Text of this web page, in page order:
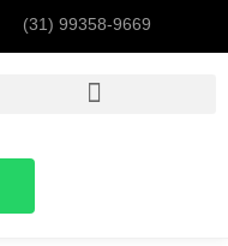
(31) 99358-9669